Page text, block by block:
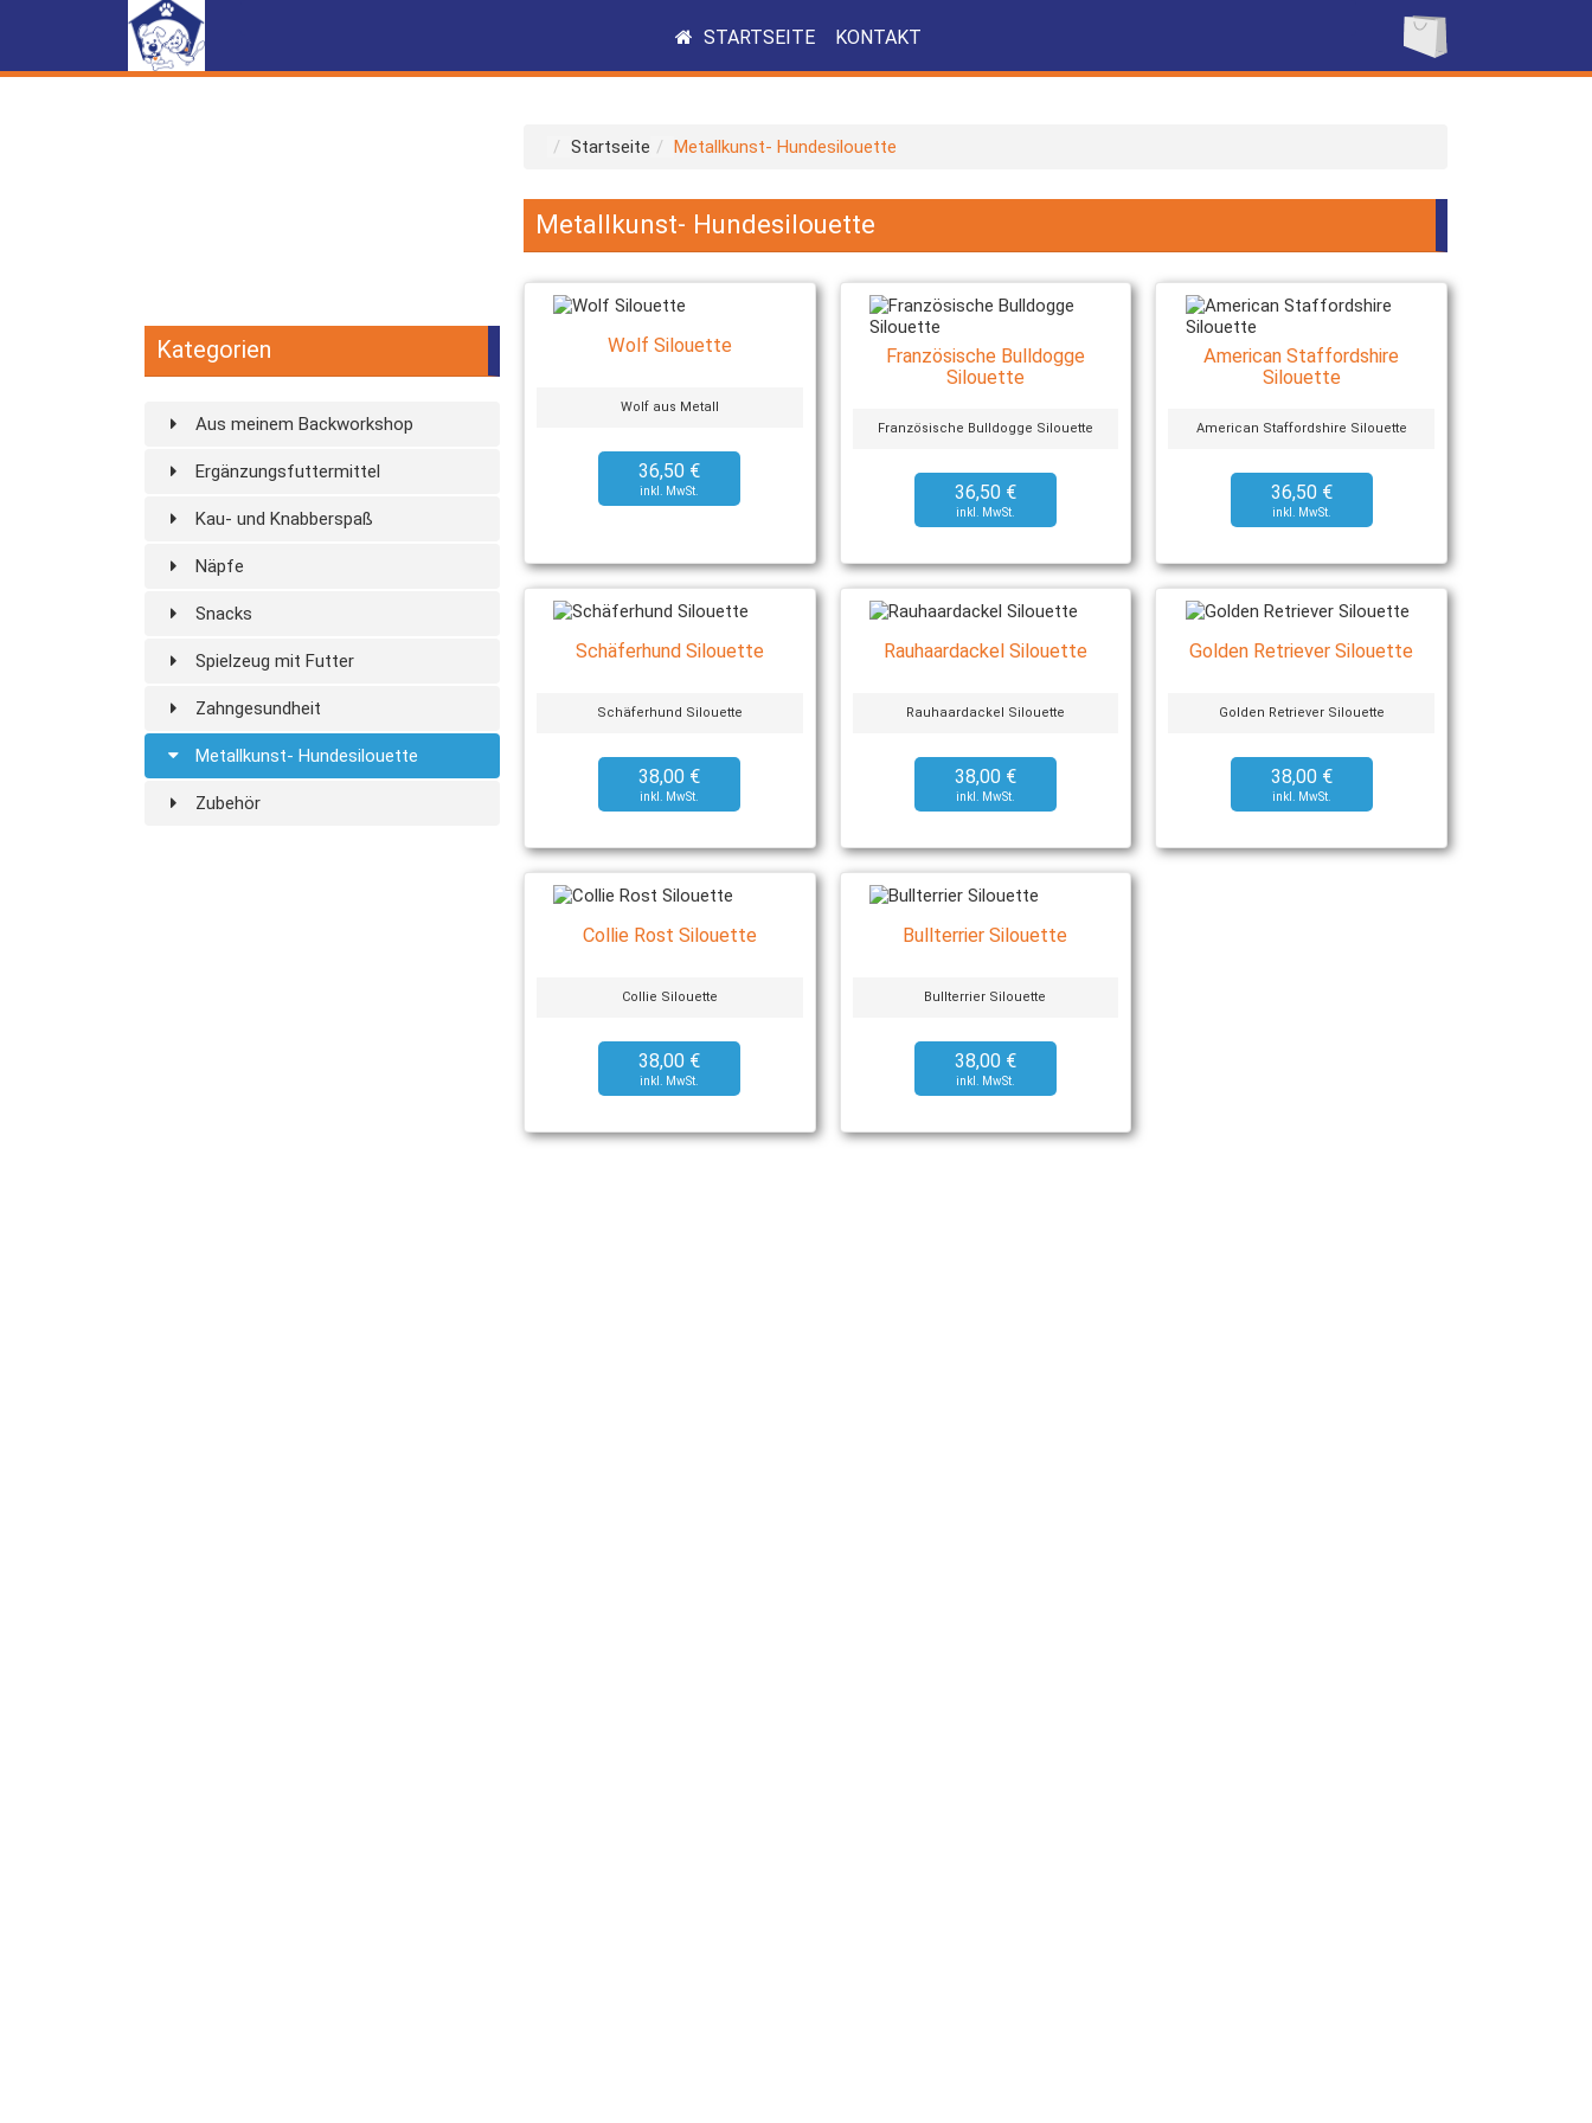
STARTSEITE KONTAKT
Kategorien
Aus meinem Backworkshop
Ergänzungsfuttermittel
Kau- und Knabberspaß
Näpfe
Snacks
Spielzeug mit Futter
Zahngesundheit
Metallkunst- Hundesilouette
Zubehör
Startseite Metallkunst- Hundesilouette
Metallkunst- Hundesilouette
Wolf Silouette
Wolf aus Metall
36,50 €
Französische Bulldogge
Silouette
Französische Bulldogge Silouette
36,50 €
American Staffordshire
Silouette
American Staffordshire Silouette
36,50 €
Schäferhund Silouette
Schäferhund Silouette
38,00 €
Rauhaardackel Silouette
Rauhaardackel Silouette
38,00 €
Golden Retriever Silouette
Golden Retriever Silouette
38,00 €
Collie Rost Silouette
Collie Silouette
38,00 €
Bullterrier Silouette
Bullterrier Silouette
38,00 €